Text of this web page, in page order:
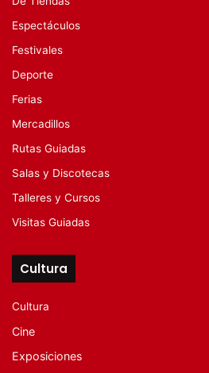
Espectáculos
Festivales
Deporte
Ferias
Mercadillos
Rutas Guiadas
Salas y Discotecas
Talleres y Cursos
Visitas Guiadas
Cultura
Cultura
Cine
Exposiciones